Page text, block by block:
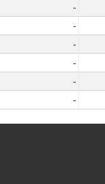
-
-
-
-
-
-